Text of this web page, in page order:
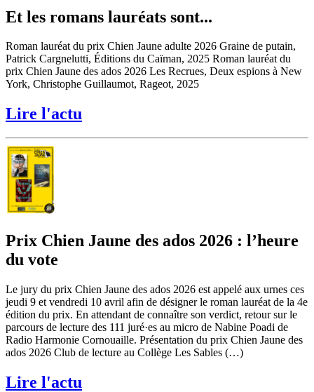
Et les romans lauréats sont...
Roman lauréat du prix Chien Jaune adulte 2026 Graine de putain,
Patrick Cargnelutti, Éditions du Caïman, 2025 Roman lauréat du
prix Chien Jaune des ados 2026 Les Recrues, Deux espions à New
York, Christophe Guillaumot, Rageot, 2025
Lire l'actu
Prix Chien Jaune des ados 2026 : l’heure
du vote
Le jury du prix Chien Jaune des ados 2026 est appelé aux urnes ces
jeudi 9 et vendredi 10 avril afin de désigner le roman lauréat de la 4e
édition du prix. En attendant de connaître son verdict, retour sur le
parcours de lecture des 111 juré·es au micro de Nabine Poadi de
Radio Harmonie Cornouaille. Présentation du prix Chien Jaune des
ados 2026 Club de lecture au Collège Les Sables (…)
Lire l'actu